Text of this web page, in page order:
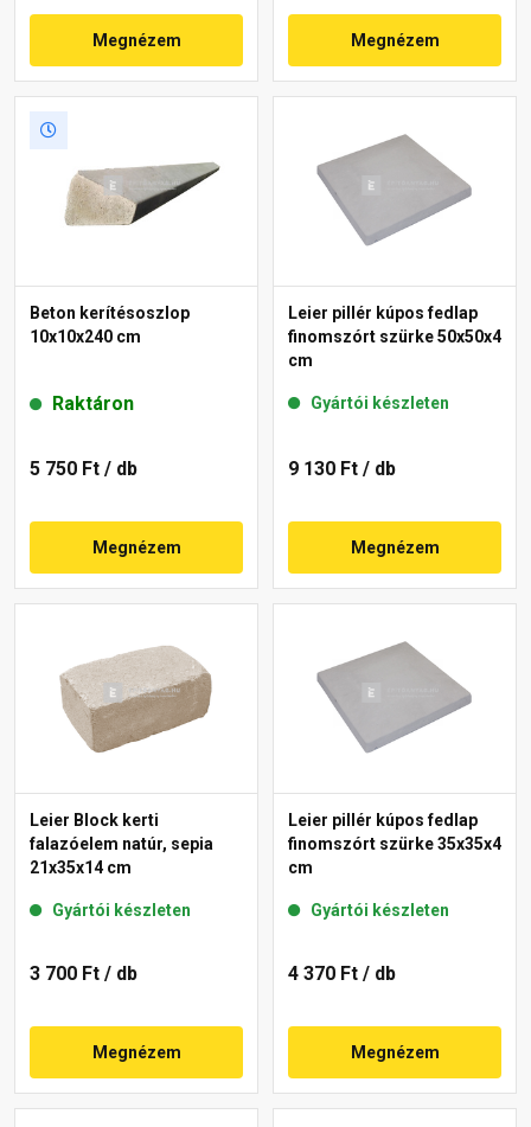
Megnézem Megnézem
Beton kerítésoszlop
10x10x240 cm
Raktáron
5 750 Ft / db
Megnézem
Leier pillér kúpos fedlap
finomszórt szürke 50x50x4
cm
Gyártói készleten
9 130 Ft / db
Megnézem
Leier Block kerti
falazóelem natúr, sepia
21x35x14 cm
Gyártói készleten
3 700 Ft / db
Megnézem
Leier pillér kúpos fedlap
finomszórt szürke 35x35x4
cm
Gyártói készleten
4 370 Ft / db
Megnézem